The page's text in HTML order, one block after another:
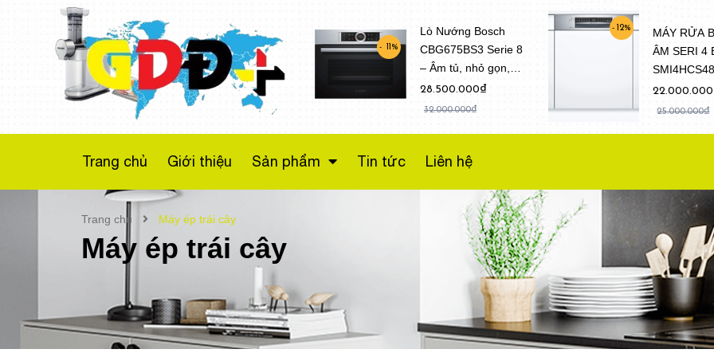
Máy sấy bơm nhiệt
Bosch WTX87M20
Series 8
Liên hệ
11%
Lò Nướng Bosch
CBG675BS3 Serie 8
– Âm tủ, nhỏ gọn,
Dung tích 47 Lít
28.500.000₫
32.000.000₫
12%
MÁY RỬA
ÂM SERI 4
(Model
25.000.000₫
Trang chủ Giới thiệu Sản phẩm Tin tức Liên hệ
Trang chủ Máy ép trái cây
Máy ép trái cây